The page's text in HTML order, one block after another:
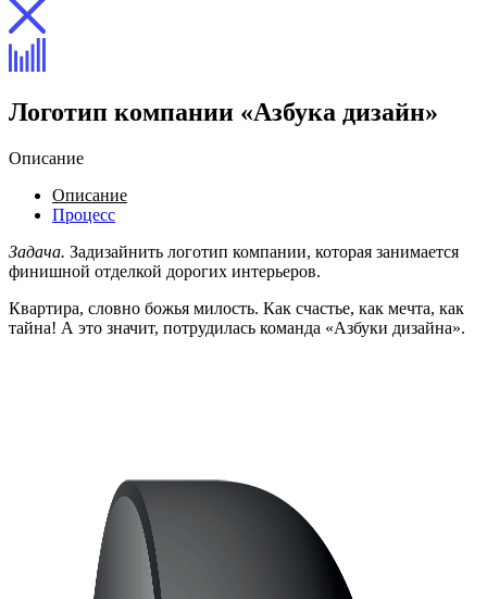
Логотип компании «Азбука дизайн»
Описание
Описание
Процесс
Задача. Задизайнить логотип компании, которая занимается
финишной отделкой дорогих интерьеров.
Квартира, словно божья милость. Как счастье, как мечта, как
тайна! А это значит, потрудилась команда «Азбуки дизайна».